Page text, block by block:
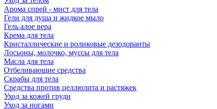
Арома спрей - мист для тела
Гели для душа и жидкое мыло
Гель алое вера
Крема для тела
Кристаллические и роликовые дезодоранты
Лосьоны, молочко, муссы для тела
Масла для тела
Отбеливающие средства
Скрабы для тела
Средства против целлюлита и растяжек
Уход за кожей груди
Уход за ногами